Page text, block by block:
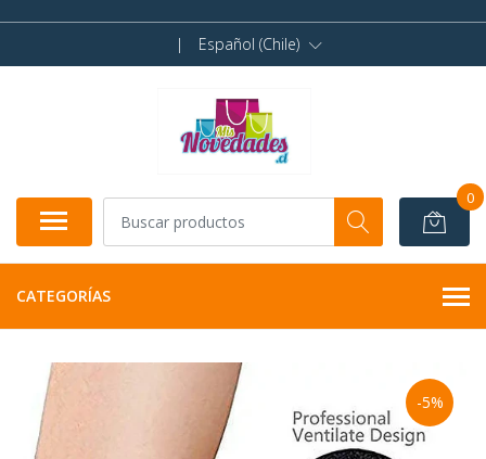
| Español (Chile)
0
CATEGORÍAS
-5%